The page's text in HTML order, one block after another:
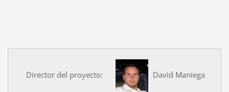
Director del proyecto: David Maniega